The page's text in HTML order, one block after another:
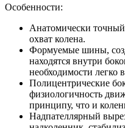
Особенности:
Анатомически
охват колена.
Формуемые шины,
находятся внутри
необходимости легко
Полицентрические
физиологичность
принципу, что и
Надпателлярный